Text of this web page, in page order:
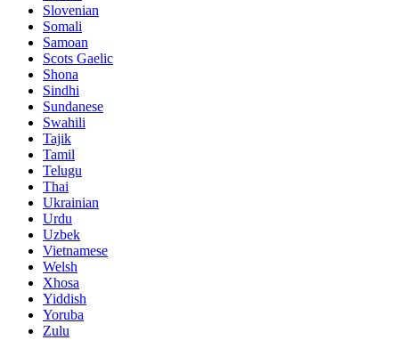
Slovenian
Somali
Samoan
Scots Gaelic
Shona
Sindhi
Sundanese
Swahili
Tajik
Tamil
Telugu
Thai
Ukrainian
Urdu
Uzbek
Vietnamese
Welsh
Xhosa
Yiddish
Yoruba
Zulu